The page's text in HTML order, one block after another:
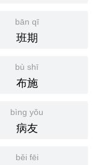
bān qī
班期
bù shī
布施
bìng yǒu
病友
běi fēi